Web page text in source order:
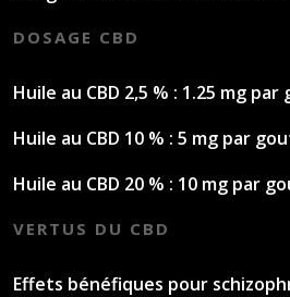
DOSAGE CBD
Huile au CBD 2,5 % : 1.25 mg
Huile au CBD 10 % : 5 mg par
Huile au CBD 20 % : 10 mg par
VERTUS DU CBD
Effets bénéfiques pour